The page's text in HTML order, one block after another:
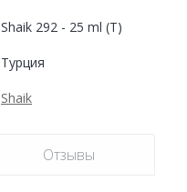
Shaik 292 - 25 ml (T)
Турция
Shaik
Отзывы